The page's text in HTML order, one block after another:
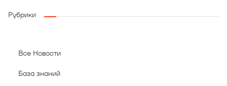
Рубрики
Все Новости
База знаний